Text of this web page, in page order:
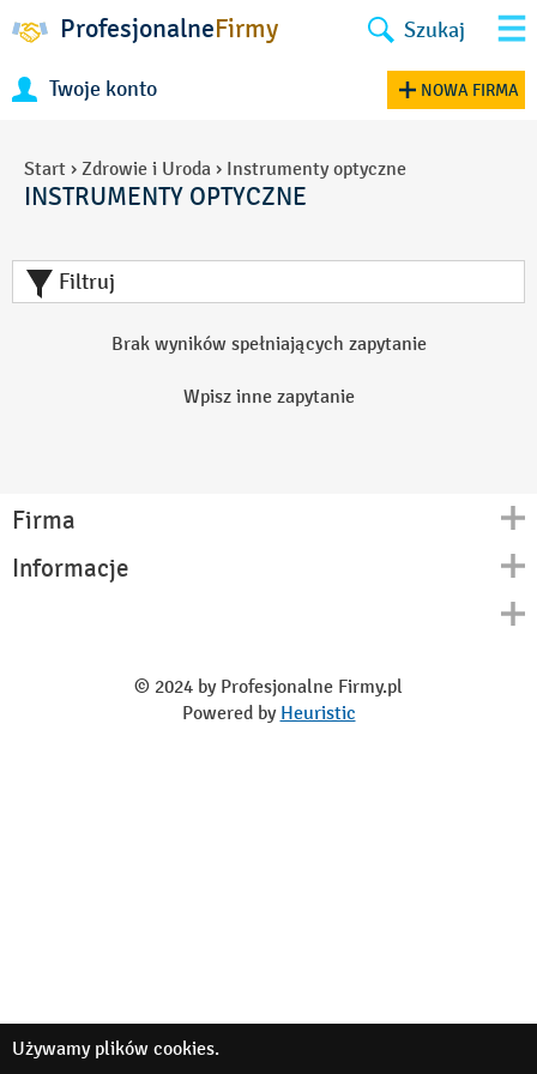
ProfesjonalneFirmy Szukaj
Twoje konto NOWA FIRMA
Start › Zdrowie i Uroda › Instrumenty optyczne
INSTRUMENTY OPTYCZNE
Filtruj
Brak wyników spełniających zapytanie
Wpisz inne zapytanie
Firma
Kontakt
Informacje
© 2024 by Profesjonalne Firmy.pl
Powered by Heuristic
Używamy plików cookies.